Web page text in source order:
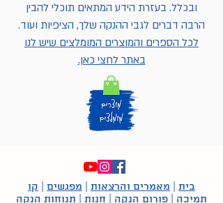
ובכלל. בעזרת הידע המתאים תוכלי להבין
הרבה דברים לגבי ההנקה שלך, הציפיות ועוד.
לכל הספרים והמוצרים המומלצים שיש לנו
באתר לחצי כאן.
בית מאמרים והרצאות מפגשים
קו
תמיכה
פורום הנקה חנות תנוחות הנקה